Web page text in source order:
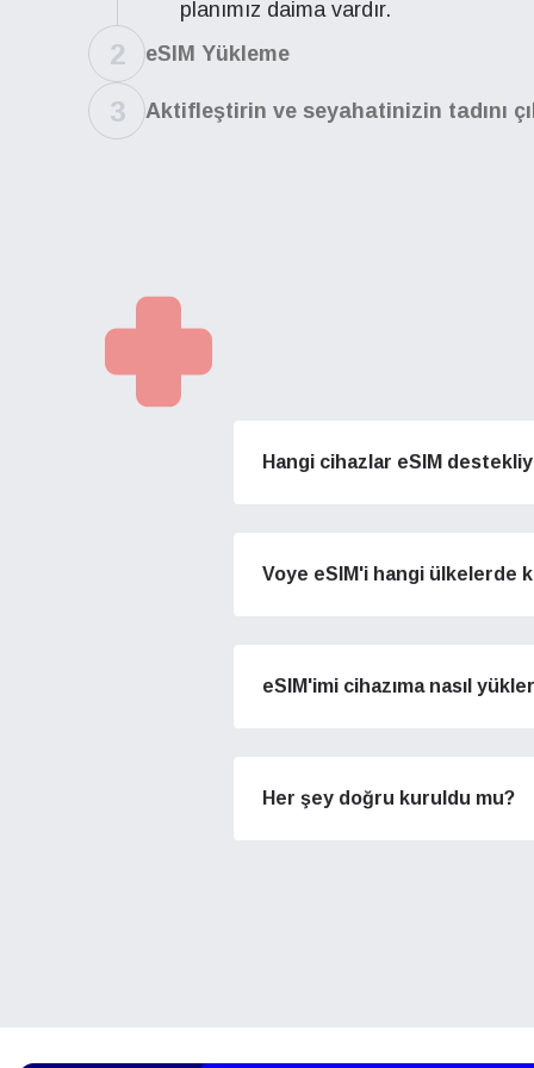
planımız daima vardır.
2 eSIM Yükleme
3 Aktifleştirin ve seyahatinizin tadını
Hangi cihazlar eSIM
Voye eSIM'i hangi ülkelerde
eSIM'imi cihazıma nasıl
Her şey doğru kuruldu mu?
Dil
Para
3
3